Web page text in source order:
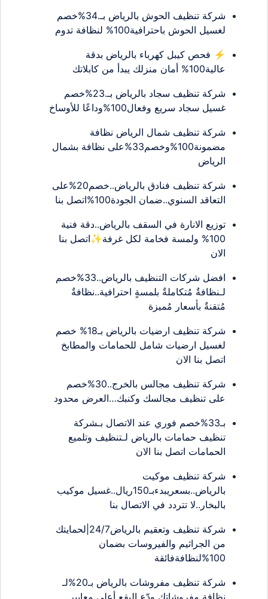
شركة تنظيف الحوش بالرياض بـ.34%خصم
لغسيل الحوش باحترافية100% لنظافة تدوم
⚡ فحص كيبل كهرباء بالرياض بدقة
عالية100% أمان منزلك يبدأ من كابلاتك
شركة تنظيف سجاد بالرياض بـ.23%خصم
غسيل سجاد سريع وفعال100%وداعًا للأوساخ
شركة تنظيف شمال الرياض نظافة
مضمونة100%وخصم33%على نظافة بشمال
الرياض
شركة تنظيف فنادق بالرياض..خصم20%على
التعاقد السنوي..ضمان الجودة100%اتصل بنا
توزيع الانارة في السقف بالرياض..دقة فنية
100% ولمسة فخامة لكل غرفة✨اتصل بنا
الان
افضل شركات التنظيف بالرياض..33%خصم
لـنظافةٌ مُتكاملةٌ بلمسةٍ احترافية..نظافةٌ
مُتقنةٌ بأسعار مُميزة
شركة تنظيف ارضيات بالرياض بـ18% خصم
لغسيل ارضيات شامل للحمامات والمطابخ
اتصل بنا الان
شركة تنظيف مجالس بالخرج..30%خصم
على تنظيف مجالسك وكنبك…العرض محدود
بـ33%خصم فوري عند الاتصال بـشركة
تنظيف حمامات بالرياض لـتنظيف وتلميع
الحمامات اتصل بنا الان
شركة تنظيف موكيت
بالرياض..بسعريبدءبـ150ريال..غسيل موكيب
بالبخار..لا تتردد في الاتصال بنا
شركة تنظيف وتعقيم بالرياض24/7|لحمايتك
من الجراثيم والفيروسات بضمان
100%لنظافةفائقة
شركة تنظيف مفروشات بالرياض بـ20%لـ
نظافة مفروشاتك ودّع البقع أعلى معايير